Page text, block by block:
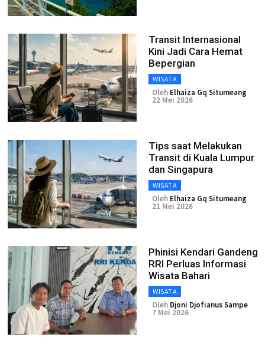
Transit Internasional
Kini Jadi Cara Hemat
Bepergian
WISATA
Oleh Elhaiza Gq Situmeang
22 Mei 2026
Tips saat Melakukan
Transit di Kuala Lumpur
dan Singapura
WISATA
Oleh Elhaiza Gq Situmeang
21 Mei 2026
Phinisi Kendari Gandeng
RRI Perluas Informasi
Wisata Bahari
WISATA
Oleh Djoni Djofianus Sampe
7 Mei 2026